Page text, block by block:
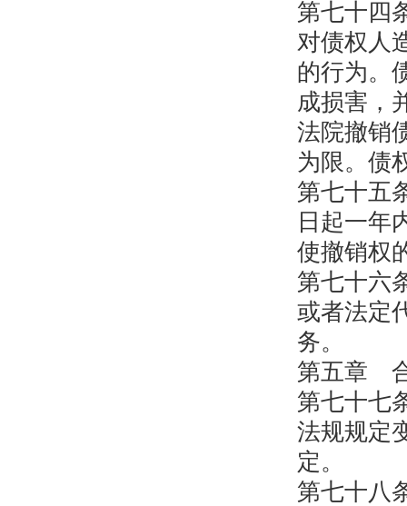
第七十四
对债权人
的行为。
成损害，
法院撤销
为限。债
第七十五
日起一年
使撤销权
第七十六
或者法定
务。
第五章
第七十七
法规规定
定。
第七十八